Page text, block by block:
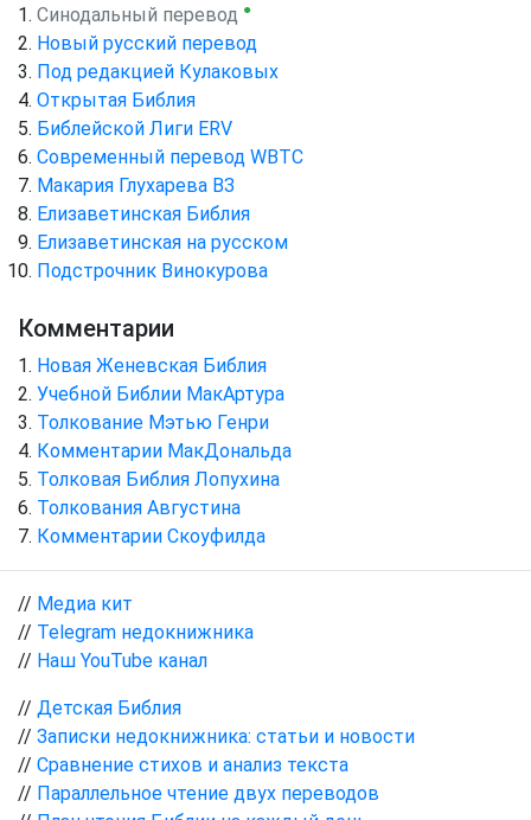
Синодальный перевод ●
Новый русский перевод
Под редакцией Кулаковых
Открытая Библия
Библейской Лиги ERV
Cовременный перевод WBTC
Макария Глухарева ВЗ
Елизаветинская Библия
Елизаветинская на русском
Подстрочник Винокурова
Комментарии
Новая Женевская Библия
Учебной Библии МакАртура
Толкование Мэтью Генри
Комментарии МакДональда
Толковая Библия Лопухина
Толкования Августина
Комментарии Скоуфилда
// Медиа кит
// Telegram недокнижника
// Наш YouTube канал
// Детская Библия
// Записки недокнижника: статьи и новости
// Сравнение стихов и анализ текста
// Параллельное чтение двух переводов